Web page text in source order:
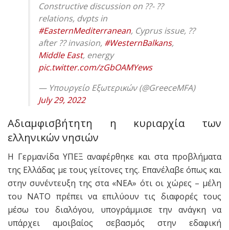
Constructive discussion on ??- ??
relations, dvpts in
#EasternMediterranean, Cyprus issue, ??
after ?? invasion, #WesternBalkans,
Middle East, energy
pic.twitter.com/zGbOAMYews
— Υπουργείο Εξωτερικών (@GreeceMFA)
July 29, 2022
Αδιαμφισβήτητη η κυριαρχία των
ελληνικών νησιών
Η Γερμανίδα ΥΠΕΞ αναφέρθηκε και στα προβλήματα
της Ελλάδας με τους γείτονες της. Επανέλαβε όπως και
στην συνέντευξη της στα «ΝΕΑ» ότι οι χώρες – μέλη
του ΝΑΤΟ πρέπει να επιλύουν τις διαφορές τους
μέσω του διαλόγου, υπογράμμισε την ανάγκη να
υπάρχει αμοιβαίος σεβασμός στην εδαφική